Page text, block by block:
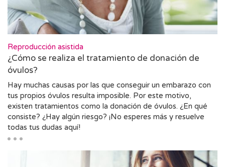
Reproducción asistida
¿Cómo se realiza el tratamiento de donación de
óvulos?
Hay muchas causas por las que conseguir un embarazo con
tus propios óvulos resulta imposible. Por este motivo,
existen tratamientos como la donación de óvulos. ¿En qué
consiste? ¿Hay algún riesgo? ¡No esperes más y resuelve
todas tus dudas aquí!